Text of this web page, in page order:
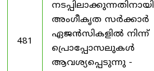
481
നടപ്പിലാക്കുന്നതിനായി
അംഗീകൃത സർക്കാർ
ഏജൻസികളിൽ നിന്ന്
പ്രൊപ്പോസലുകൾ
ആവശ്യപ്പെടുന്നു -